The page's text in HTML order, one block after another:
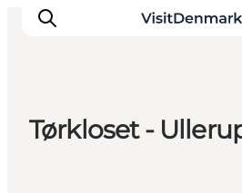
Tørkloset -